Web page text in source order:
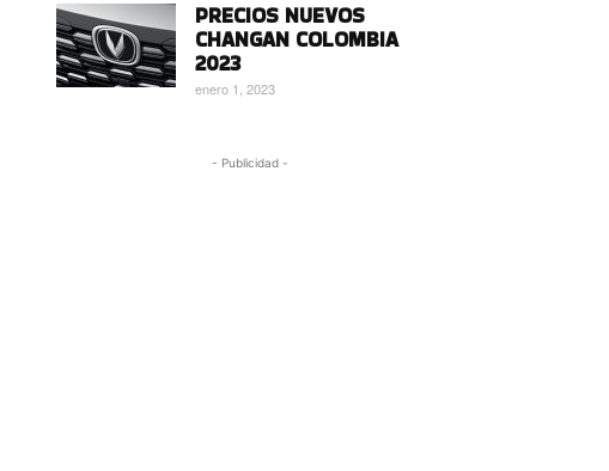
PRECIOS NUEVOS
CHANGAN COLOMBIA
2023
enero 1, 2023
- Publicidad -